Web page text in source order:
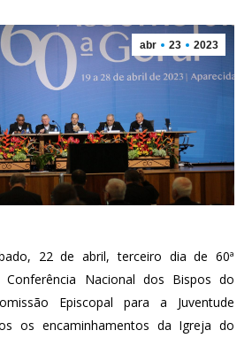
abr 23 2023
22 de abril, terceiro dia de 60ª
Conferência Nacional dos Bispos do
Episcopal para a Juventude
os encaminhamentos da Igreja do